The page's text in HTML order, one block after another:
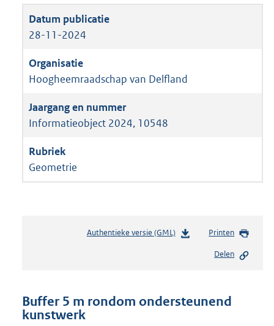
28-11-2024
Hoogheemraadschap van Delfland
Informatieobject 2024, 10548
Geometrie
Authentieke versie (GML)b
n
Printen
Delen
Buffer 5 m rondom ondersteunend
kunstwerk